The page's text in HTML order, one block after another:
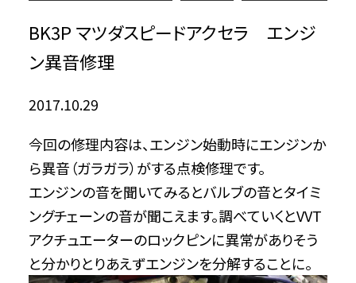
BK3P マツダスピードアクセラ エンジ
ン異音修理
2017.10.29
今回の修理内容は、エンジン始動時にエンジンか
ら異音（ガラガラ）がする点検修理です。
エンジンの音を聞いてみるとバルブの音とタイミ
ングチェーンの音が聞こえます。調べていくとVVT
アクチュエーターのロックピンに異常がありそう
と分かりとりあえずエンジンを分解することに。